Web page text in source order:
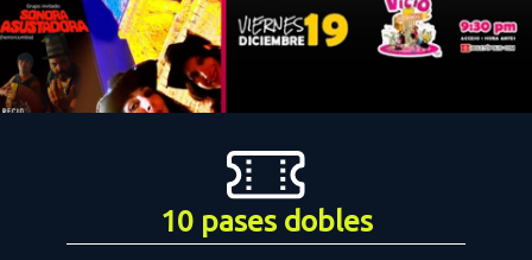
10 pases dobles